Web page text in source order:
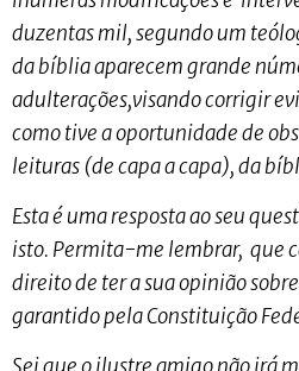
duzentas mil, segundo um
da bíblia aparecem grande
adulterações,visando corrigir
como tive a oportunidade de
leituras (de capa a capa), da
Esta é uma resposta ao seu
isto. Permita-me lembrar, que
direito de ter a sua opinião
garantido pela Constituição